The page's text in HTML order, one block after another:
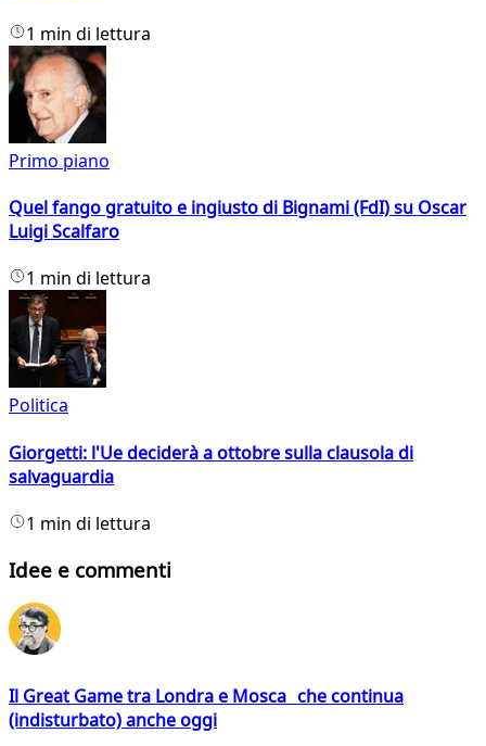
1 min di lettura
Primo piano
Quel fango gratuito e ingiusto di Bignami (FdI) su Oscar
Luigi Scalfaro
1 min di lettura
Politica
Giorgetti: l'Ue deciderà a ottobre sulla clausola di
salvaguardia
1 min di lettura
Idee e commenti
Il Great Game tra Londra e Mosca che continua
(indisturbato) anche oggi